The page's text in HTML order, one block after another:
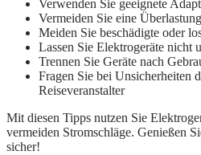
Verwenden Sie geeignete
Vermeiden Sie eine
Meiden Sie beschädigte oder
Lassen Sie Elektrogeräte nicht
Trennen Sie Geräte nach
Fragen Sie bei Unsicherheiten
Reiseveranstalter
Mit diesen Tipps nutzen Sie
vermeiden Stromschläge. Genießen
sicher!